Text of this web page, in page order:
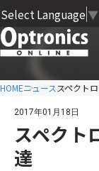
Select Language ▼
HOMEニュース スペクト
2017年01月18日
スペクト
達